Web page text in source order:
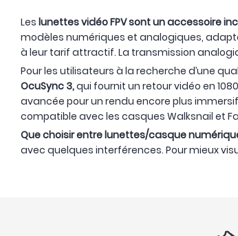
Les lunettes vidéo FPV sont un accessoire
modèles numériques et analogiques,
à leur tarif attractif. La transmission
Pour les utilisateurs à la recherche d’une
OcuSync 3,qui fournit un retour vidéo en
avancée pour un rendu encore plus
compatible avec les casques Walksnail et
Que choisir entre lunettes/casque
avec quelques interférences. Pour mieux